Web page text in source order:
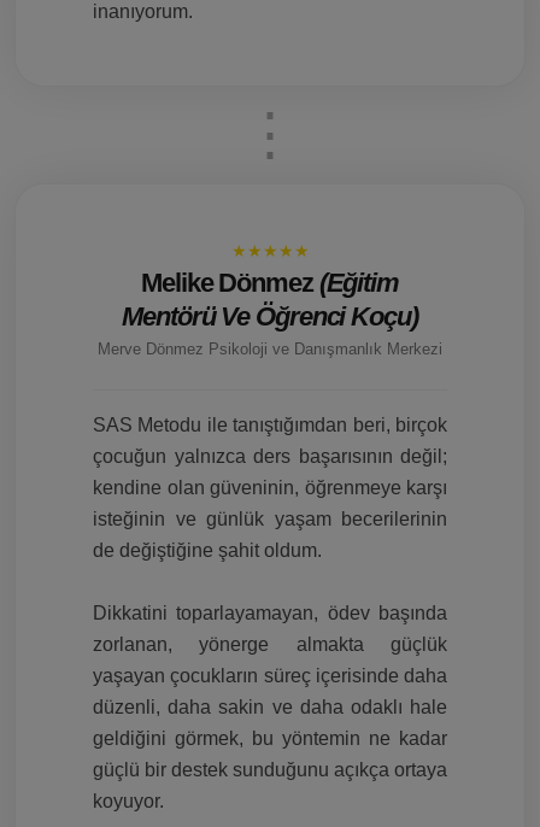
inanıyorum.
★★★★★
Melike Dönmez (Eğitim
Mentörü Ve Öğrenci Koçu)
Merve Dönmez Psikoloji ve Danışmanlık Merkezi
SAS Metodu ile tanıştığımdan beri, birçok
çocuğun yalnızca ders başarısının değil;
kendine olan güveninin, öğrenmeye karşı
isteğinin ve günlük yaşam becerilerinin
de değiştiğine şahit oldum.
Dikkatini toparlayamayan, ödev başında
zorlanan, yönerge almakta güçlük
yaşayan çocukların süreç içerisinde daha
düzenli, daha sakin ve daha odaklı hale
geldiğini görmek, bu yöntemin ne kadar
güçlü bir destek sunduğunu açıkça ortaya
koyuyor.